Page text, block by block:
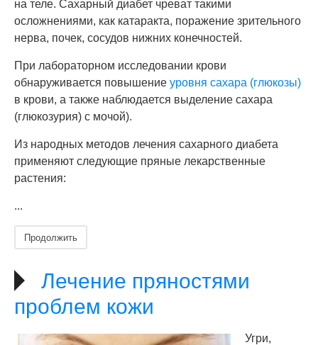
на теле. Сахарный диабет чреват такими
осложнениями, как катаракта, поражение зрительного
нерва, почек, сосудов нижних конечностей.
При лабораторном исследовании крови
обнаруживается повышение уровня сахара (глюкозы)
в крови, а также наблюдается выделение сахара
(глюкозурия) с мочой).
Из народных методов лечения сахарного диабета
применяют следующие пряные лекарственные
растения:
...
Продолжить
Лечение пряностями
проблем кожи
Угри,